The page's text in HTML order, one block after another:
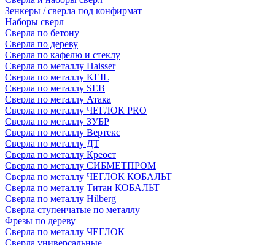
Зенкеры / сверла под конфирмат
Наборы сверл
Сверла по бетону
Сверла по дереву
Сверла по кафелю и стеклу
Сверла по металлу Haisser
Сверла по металлу KEIL
Сверла по металлу SEB
Сверла по металлу Атака
Сверла по металлу ЧЕГЛОК PRO
Сверла по металлу ЗУБР
Сверла по металлу Вертекс
Сверла по металлу ДТ
Сверла по металлу Креост
Сверла по металлу СИБМЕТПРОМ
Сверла по металлу ЧЕГЛОК КОБАЛЬТ
Сверла по металлу Титан КОБАЛЬТ
Сверла по металлу Hilberg
Сверла ступенчатые по металлу
Фрезы по дереву
Сверла по металлу ЧЕГЛОК
Сверла универсальные